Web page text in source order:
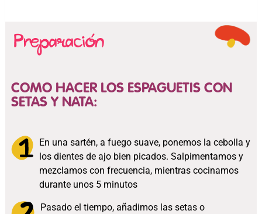
COMO HACER LOS ESPAGUETIS CON
SETAS Y NATA:
En una sartén, a fuego suave, ponemos la cebolla y
los dientes de ajo bien picados. Salpimentamos y
mezclamos con frecuencia, mientras cocinamos
durante unos 5 minutos
Pasado el tiempo, añadimos las setas o